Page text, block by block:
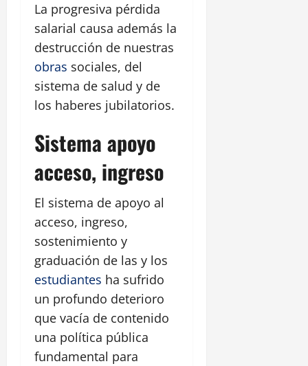
La progresiva pérdida
salarial causa además la
destrucción de nuestras
obras sociales, del
sistema de salud y de
los haberes jubilatorios.
Sistema apoyo
acceso, ingreso
El sistema de apoyo al
acceso, ingreso,
sostenimiento y
graduación de las y los
estudiantes ha sufrido
un profundo deterioro
que vacía de contenido
una política pública
fundamental para